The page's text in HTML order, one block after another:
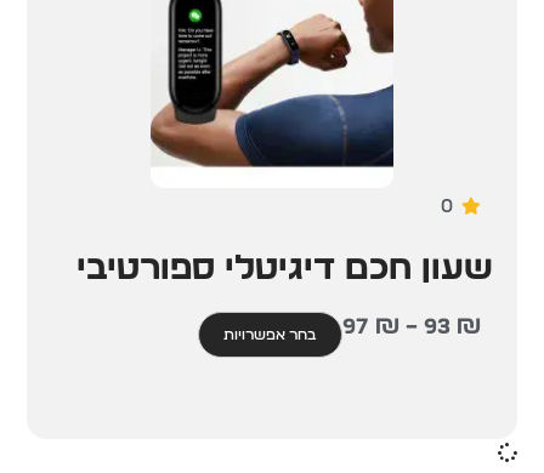
0
שעון חכם דיגיטלי ספורטיבי
93 ₪
–
97 ₪ בחר אפשרויות